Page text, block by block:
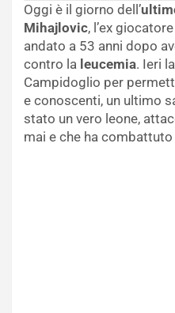
Oggi è il giorno dell’
Mihajlovic, l’ex
andato a 53 anni dopo
contro la leucemia. Ieri
Campidoglio per
e conoscenti, un ultimo
stato un vero leone,
mai e che ha combattuto